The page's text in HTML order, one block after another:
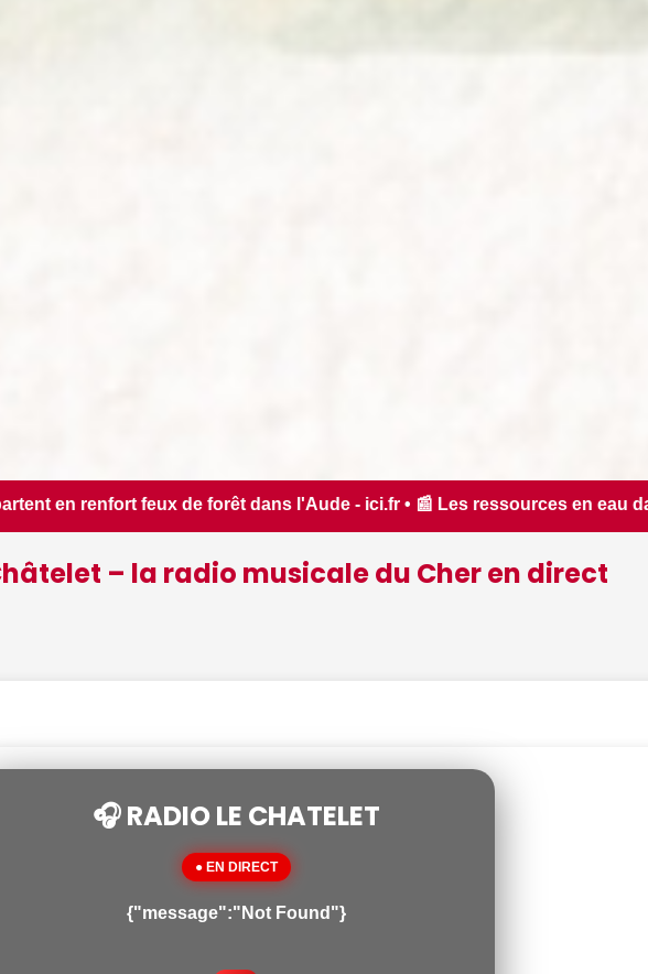
en eau dans un état critique dans le Cher : la quasi-
– la radio musicale du Cher en direct
🎧 RADIO LE CHATELET
● EN DIRECT
{"message":"Not Found"}